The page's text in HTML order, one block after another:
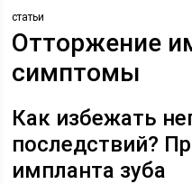
статьи
Отторжение
симптомы
Как избежать
последствий?
импланта зуба